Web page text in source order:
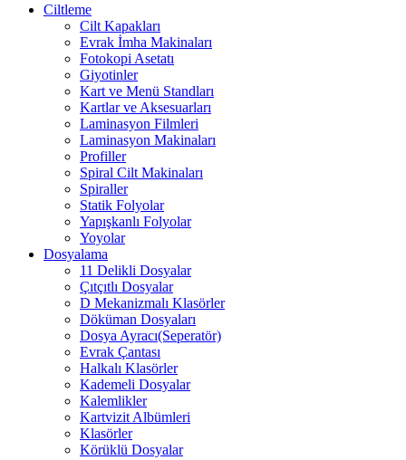
Ciltleme
Cilt Kapakları
Evrak İmha Makinaları
Fotokopi Asetatı
Giyotinler
Kart ve Menü Standları
Kartlar ve Aksesuarları
Laminasyon Filmleri
Laminasyon Makinaları
Profiller
Spiral Cilt Makinaları
Spiraller
Statik Folyolar
Yapışkanlı Folyolar
Yoyolar
Dosyalama
11 Delikli Dosyalar
Çıtçıtlı Dosyalar
D Mekanizmalı Klasörler
Döküman Dosyaları
Dosya Ayracı(Seperatör)
Evrak Çantası
Halkalı Klasörler
Kademeli Dosyalar
Kalemlikler
Kartvizit Albümleri
Klasörler
Körüklü Dosyalar